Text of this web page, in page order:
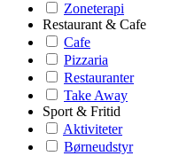
Zoneterapi
Restaurant & Cafe
Cafe
Pizzaria
Restauranter
Take Away
Sport & Fritid
Aktiviteter
Børneudstyr